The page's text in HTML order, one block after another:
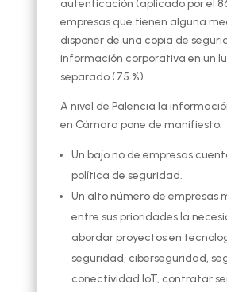
autenticación (aplicado por el
empresas que tienen alguna
disponer de una copia de
información corporativa en un
separado (75 %).
A nivel de Palencia la
en Cámara pone de manifiesto:
Un bajo nº de empresas
política de seguridad.
Un alto número de empresas
entre sus prioridades la
abordar proyectos en
seguridad, ciberseguridad,
conectividad IoT, contratar